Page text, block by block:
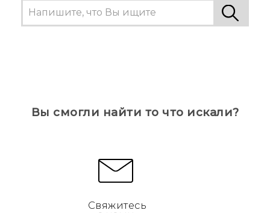
Вы смогли найти то что искали?
Свяжитесь